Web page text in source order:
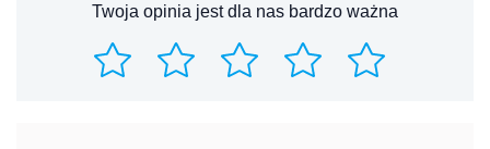
Twoja opinia jest dla nas bardzo ważna